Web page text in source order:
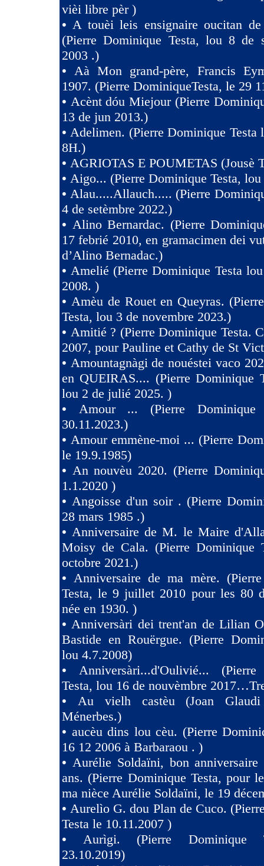
vièi libre pèr )
•A touèi leis ensignaire oucitan
(Pierre Dominique Testa, lou 8 de
2003 .)
•Aà Mon grand-père, Francis
1907. (Pierre DominiqueTesta, le 29
• Acènt dóu Miejour (Pierre
13 de jun 2013.)
•Adelimen. (Pierre Dominique Testa
8H.)
• AGRIOTAS E POUMETAS (Jousè
• Aigo... (Pierre Dominique Testa, lou
•Alau.....Allauch..... (Pierre
4 de setèmbre 2022.)
• Alino Bernardac. (Pierre
17 febrié 2010, en gramacimen dei
d’Alino Bernadac.)
•Amelié (Pierre Dominique Testa
2008. )
• Amèu de Rouet en Queyras.
Testa, lou 3 de novembre 2023.)
• Amitié ? (Pierre Dominique Testa.
2007, pour Pauline et Cathy de St
• Amountagnàgi de nouéstei vaco
en QUEIRAS.... (Pierre Dominique
lou 2 de julié 2025. )
• Amour ... (Pierre Dominique
30.11.2023.)
• Amour emmène-moi ... (Pierre
le 19.9.1985)
• An nouvèu 2020. (Pierre
1.1.2020 )
• Angoisse d'un soir . (Pierre
28 mars 1985 .)
•Anniversaire de M. le Maire
Moisy de Cala. (Pierre Dominique
octobre 2021.)
• Anniversaire de ma mère.
Testa, le 9 juillet 2010 pour les 80
née en 1930. )
•Anniversàri dei trent'an de Lilian
Bastide en Rouërgue. (Pierre
lou 4.7.2008)
• Anniversàri...d'Oulivié...
Testa, lou 16 de nouvèmbre
• Au vielh castèu (Joan
Ménerbes.)
• aucèu dins lou cèu. (Pierre
16 12 2006 à Barbaraou . )
• Aurélie Soldaïni, bon
ans. (Pierre Dominique Testa, pour
ma nièce Aurélie Soldaïni, le 19
•Aurelìo G. dou Plan de Cuco.
Testa le 10.11.2007 )
•Aurìgi. (Pierre Dominique
23.10.2019)